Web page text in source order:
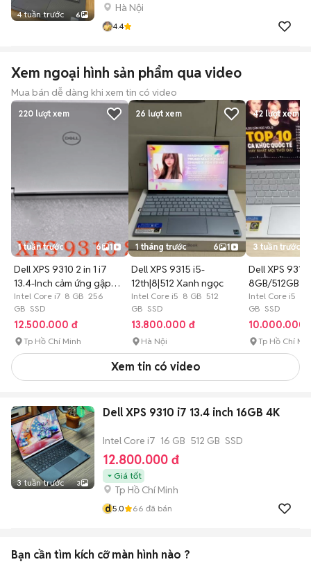
4 tuần trước 6
Hà Nội
4.4
Xem ngoại hình sản phẩm qua video
Mua bán dễ dàng khi xem tin có video
220 lượt xem
1 tuần trước 6 1
Dell XPS 9310 2 in 1 i7
13.4-Inch cảm ứng gập
360
Intel Core i7 8 GB 256
GB SSD
12.500.000 đ
Tp Hồ Chí Minh
26 lượt xem
1 tháng trước 6 1
Dell XPS 9315 i5-
12th|8|512 Xanh ngọc
Intel Core i5 8 GB 512
GB SSD
13.800.000 đ
Hà Nội
42 lượt xem
3 tuần trước
Dell XPS
8GB/512GB
Intel Core i5 8
GB SSD
10.000.000
Tp Hồ Chí
Xem tin có video
3 tuần trước 3
Dell XPS 9310 i7 13.4 inch 16GB 4K
Intel Core i7 16 GB 512 GB SSD
12.800.000 đ
Giá tốt
Tp Hồ Chí Minh
d5.0 66 đã bán
Bạn cần tìm kích cỡ màn hình nào ?